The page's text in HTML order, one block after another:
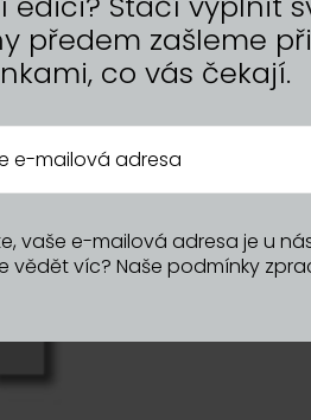
předem zašleme
co vás čekají.
vaše e-mailová adresa je u
vědět víc? Naše podmínky